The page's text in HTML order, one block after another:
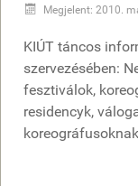
Megjelent: 2010.
KIÚT táncos
szervezésében:
fesztiválok,
residencyk,